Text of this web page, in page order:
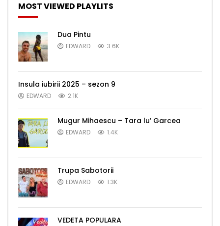
MOST VIEWED PLAYLITS
Dua Pintu
EDWARD 3.6K
Insula iubirii 2025 – sezon 9
EDWARD 2.1K
Mugur Mihaescu – Tara lu’ Garcea
EDWARD 1.4K
Trupa Sabotorii
EDWARD 1.3K
VEDETA POPULARA